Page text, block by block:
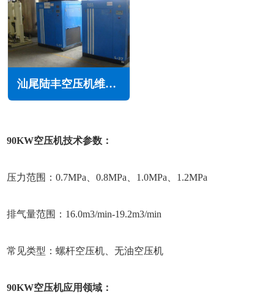
汕尾陆丰空压机维修保养
90KW空压机技术参数：
压力范围：0.7MPa、0.8MPa、1.0MPa、1.2MPa
排气量范围：16.0m3/min-19.2m3/min
常见类型：螺杆空压机、无油空压机
90KW空压机应用领域：